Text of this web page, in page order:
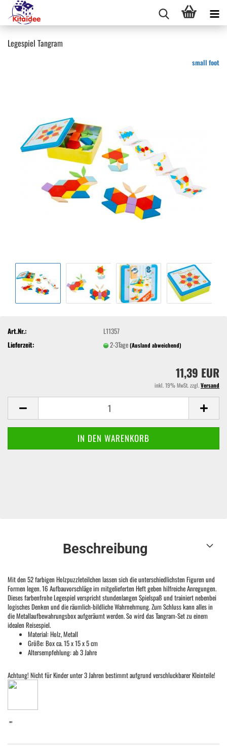
Legespiel Tangram
small foot
Art.Nr.:
L11357
Lieferzeit:
2-3Tage(Ausland abweichend)
11,39 EUR
inkl. 19% MwSt. zzgl.Versand
Beschreibung
Mit den 52 farbigen Holzpuzzleteilchen lassen sich die unterschiedlichsten Figuren und
Formen legen. 16 Aufbauvorschläge im mitgelieferten Heft geben hilfreiche Anregungen.
Dieses farbenfrohe Legespiel verspricht stundenlangen Spielspaß und trainiert nebenbei
logisches Denken und die räumlich-bildliche Wahrnehmung. Zum Schluss kann alles in
die Metallaufbewahrungsbox aufgeräumt werden. So wird das Tangram-Set zu einem
idealen Reisespiel.
Material:Holz, Metall
Größe:Box ca. 15 x 15 x 5 cm
Altersempfehlung: ab 3 Jahre
Achtung! Nicht für Kinder unter 3 Jahren bestimmt aufgrund verschluckbarer Kleinteile!
""